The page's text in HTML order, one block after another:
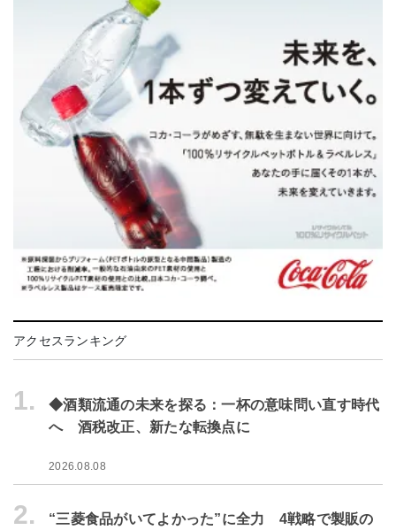
アクセスランキング
1.
◆酒類流通の未来を探る：一杯の意味問い直す時代
へ 酒税改正、新たな転換点に
2026.08.08
2.
“三菱食品がいてよかった”に全力 4戦略で製販の